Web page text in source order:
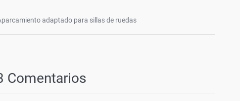
adaptado para sillas de ruedas
Comentarios